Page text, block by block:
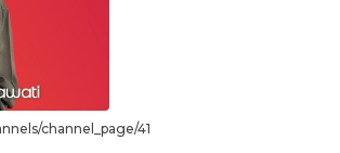
channel_page/41